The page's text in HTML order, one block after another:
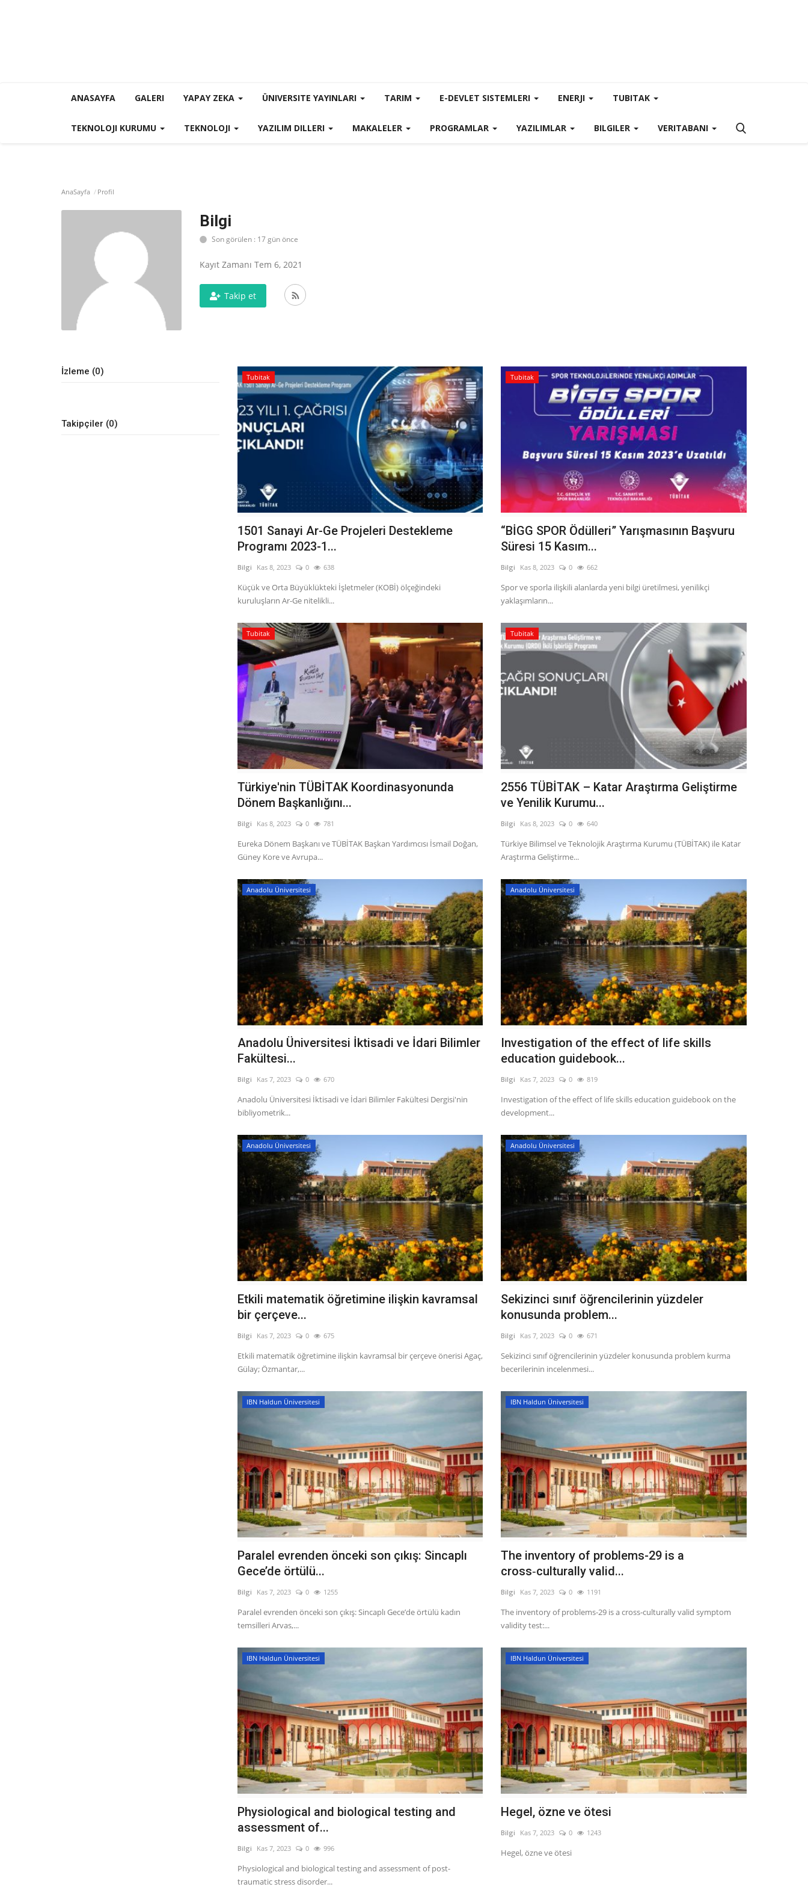
ANASAYFA GALERI YAPAY ZEKA ÜNIVERSITE YAYINLARI TARIM E-DEVLET SISTEMLERI ENERJI TUBITAK
TEKNOLOJI KURUMU TEKNOLOJI YAZILIM DILLERI MAKALELER PROGRAMLAR YAZILIMLAR BILGILER VERITABANI
AnaSayfa Profil
Bilgi
Son görülen : 17 gün önce
Kayıt Zamanı Tem 6, 2021
Takip et
İzleme (0)
Takipçiler (0)
Tubitak
1501 Sanayi Ar-Ge Projeleri Destekleme
Programı 2023-1...
Bilgi Kas 8, 2023 0 638
Küçük ve Orta Büyüklükteki İşletmeler (KOBİ) ölçeğindeki
kuruluşların Ar-Ge nitelikli...
Tubitak
“BİGG SPOR Ödülleri” Yarışmasının Başvuru
Süresi 15 Kasım...
Bilgi Kas 8, 2023 0 662
Spor ve sporla ilişkili alanlarda yeni bilgi üretilmesi, yenilikçi
yaklaşımların...
Tubitak
Türkiye'nin TÜBİTAK Koordinasyonunda
Dönem Başkanlığını...
Bilgi Kas 8, 2023 0 781
Eureka Dönem Başkanı ve TÜBİTAK Başkan Yardımcısı İsmail Doğan,
Güney Kore ve Avrupa...
Tubitak
2556 TÜBİTAK – Katar Araştırma Geliştirme
ve Yenilik Kurumu...
Bilgi Kas 8, 2023 0 640
Türkiye Bilimsel ve Teknolojik Araştırma Kurumu (TÜBİTAK) ile Katar
Araştırma Geliştirme...
Anadolu Üniversitesi
Anadolu Üniversitesi İktisadi ve İdari Bilimler
Fakültesi...
Bilgi Kas 7, 2023 0 670
Anadolu Üniversitesi İktisadi ve İdari Bilimler Fakültesi Dergisi'nin
bibliyometrik...
Anadolu Üniversitesi
Investigation of the effect of life skills
education guidebook...
Bilgi Kas 7, 2023 0 819
Investigation of the effect of life skills education guidebook on the
development...
Anadolu Üniversitesi
Etkili matematik öğretimine ilişkin kavramsal
bir çerçeve...
Bilgi Kas 7, 2023 0 675
Etkili matematik öğretimine ilişkin kavramsal bir çerçeve önerisi Agaç,
Gülay; Özmantar,...
Anadolu Üniversitesi
Sekizinci sınıf öğrencilerinin yüzdeler
konusunda problem...
Bilgi Kas 7, 2023 0 671
Sekizinci sınıf öğrencilerinin yüzdeler konusunda problem kurma
becerilerinin incelenmesi...
IBN Haldun Üniversitesi
Paralel evrenden önceki son çıkış: Sincaplı
Gece’de örtülü...
Bilgi Kas 7, 2023 0 1255
Paralel evrenden önceki son çıkış: Sincaplı Gece’de örtülü kadın
temsilleri Arvas,...
IBN Haldun Üniversitesi
The inventory of problems-29 is a
cross‑culturally valid...
Bilgi Kas 7, 2023 0 1191
The inventory of problems-29 is a cross‑culturally valid symptom
validity test:...
IBN Haldun Üniversitesi
Physiological and biological testing and
assessment of...
Bilgi Kas 7, 2023 0 996
Physiological and biological testing and assessment of post-
traumatic stress disorder...
IBN Haldun Üniversitesi
Hegel, özne ve ötesi
Bilgi Kas 7, 2023 0 1243
Hegel, özne ve ötesi